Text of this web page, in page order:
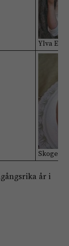
Ylva
Skogen i
år i